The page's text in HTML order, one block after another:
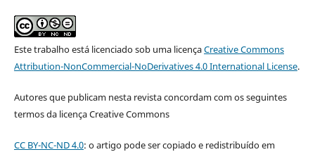
Este trabalho está licenciado sob uma licençaCreative Commons
Attribution-NonCommercial-NoDerivatives 4.0 International License.
Autores que publicam nesta revista concordam com os seguintes
termos da licença Creative Commons
CC BY-NC-ND 4.0: o artigo pode ser copiado e redistribuído em